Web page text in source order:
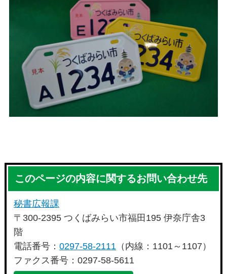
このページの内容に関するお問い合わせ先
秘書広報課
〒300-2395 つくばみらい市福田195 伊奈庁舎3
階
電話番号：0297-58-2111 （内線：1101～1107）
ファクス番号：0297-58-5611